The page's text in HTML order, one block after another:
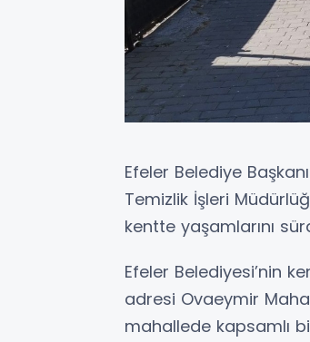
Efeler Belediye
Temizlik İşleri
kentte yaşamlarını
Efeler Belediyesi’nin
adresi Ovaeymir
mahallede kapsamlı